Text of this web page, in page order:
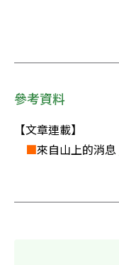
參考資料
【文章連載】
■來自山上的消息